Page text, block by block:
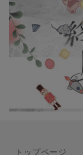
トップページ